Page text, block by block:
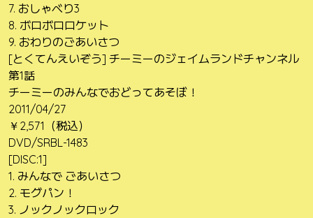
7. おしゃべり3
8. ボロボロロケット
9. おわりのごあいさつ
[とくてんえいぞう] チーミーのジェイムランドチャンネル
第1話
チーミーのみんなでおどってあそぼ！
2011/04/27
￥2,571（税込）
DVD/SRBL-1483
[DISC:1]
1. みんなで ごあいさつ
2. モグパン！
3. ノックノックロック